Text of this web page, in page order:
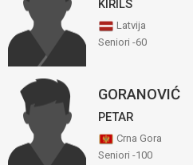
KIRILS
Latvija
Seniori -60
GORANOVIĆ
PETAR
Crna Gora
Seniori -100